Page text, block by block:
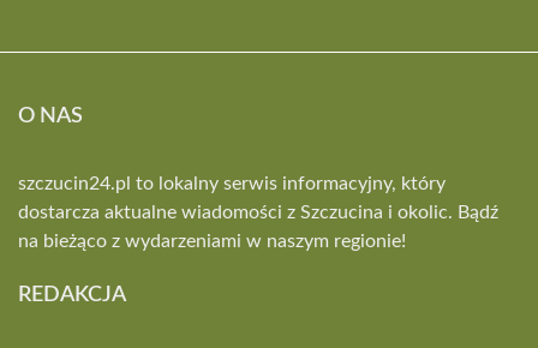
O NAS
szczucin24.pl to lokalny serwis informacyjny, który
dostarcza aktualne wiadomości z Szczucina i okolic. Bądź
na bieżąco z wydarzeniami w naszym regionie!
REDAKCJA